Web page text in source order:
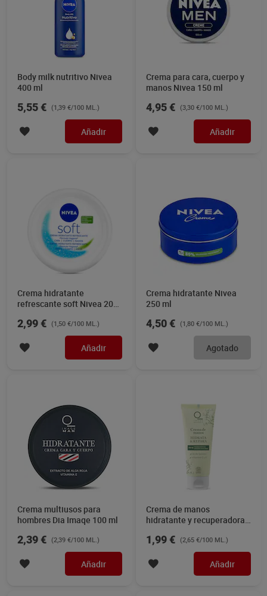
Body milk nutritivo Nivea
400 ml
5,55 € (1,39 €/100 ML.)
Añadir
Crema para cara, cuerpo y
manos Nivea 150 ml
4,95 € (3,30 €/100 ML.)
Añadir
Crema hidratante
refrescante soft Nivea 200
2,99 € (1,50 €/100 ML.)
Añadir
Crema hidratante Nivea
250 ml
4,50 € (1,80 €/100 ML.)
Agotado
Crema multiusos para
hombres Dia Imaqe 100 ml
2,39 € (2,39 €/100 ML.)
Añadir
Crema de manos
hidratante y recuperadora
1,99 € (2,65 €/100 ML.)
Añadir